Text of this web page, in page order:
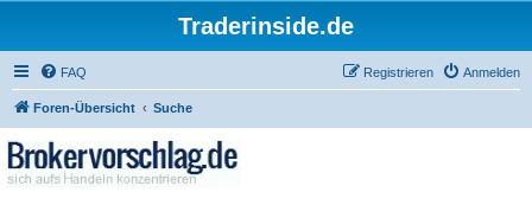
Traderinside.de
FAQ Anmelden
Registrieren
Foren-Übersicht Suche